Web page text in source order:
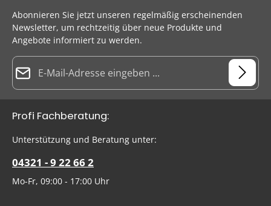
Abonnieren Sie jetzt unseren regelmäßig erscheinenden
Newsletter, um rechtzeitig über neue Produkte und
Angebote informiert zu werden.
E-Mail-Adresse*
Datenschutz
Ich habe dieDatenschutzbestimmungen
einverstanden.
Um weiterzugehen, geben Sie die oben abgebildeten Zeichen
ein*
Die mit einem Stern (*) markierten Felder sind Pflichtfelder.
Profi Fachberatung:
Unterstützung und Beratung unter:
04321 - 9 22 66 2
Mo-Fr, 09:00 - 17:00 Uhr